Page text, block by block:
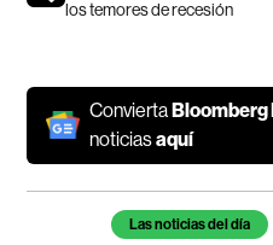
los temores de recesión
ConviertaBloomberg
noticiasaquí
Temas de este artículo
Las noticias del día